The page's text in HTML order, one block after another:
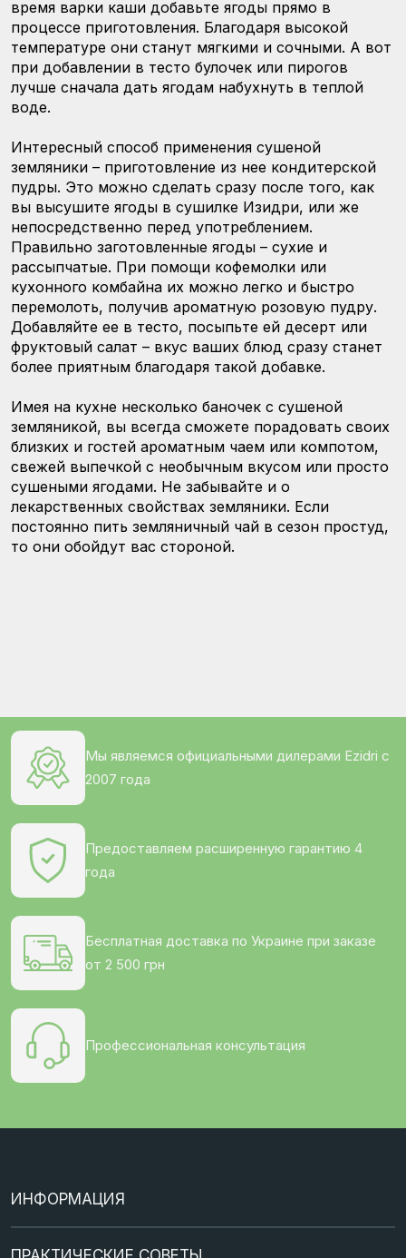
время варки каши добавьте ягоды прямо в
процессе приготовления. Благодаря высокой
температуре они станут мягкими и сочными. А вот
при добавлении в тесто булочек или пирогов
лучше сначала дать ягодам набухнуть в теплой
воде.
Интересный способ применения сушеной
земляники – приготовление из нее кондитерской
пудры. Это можно сделать сразу после того, как
вы высушите ягоды в сушилке Изидри, или же
непосредственно перед употреблением.
Правильно заготовленные ягоды – сухие и
рассыпчатые. При помощи кофемолки или
кухонного комбайна их можно легко и быстро
перемолоть, получив ароматную розовую пудру.
Добавляйте ее в тесто, посыпьте ей десерт или
фруктовый салат – вкус ваших блюд сразу станет
более приятным благодаря такой добавке.
Имея на кухне несколько баночек с сушеной
земляникой, вы всегда сможете порадовать своих
близких и гостей ароматным чаем или компотом,
свежей выпечкой с необычным вкусом или просто
сушеными ягодами. Не забывайте и о
лекарственных свойствах земляники. Если
постоянно пить земляничный чай в сезон простуд,
то они обойдут вас стороной.
Мы являемся официальными дилерами Ezidri с
2007 года
Предоставляем расширенную гарантию 4
года
Бесплатная доставка по Украине при заказе
от 2 500 грн
Профессиональная консультация
ИНФОРМАЦИЯ